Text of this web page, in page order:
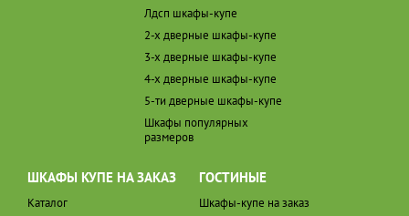
Лдсп шкафы-купе
2-х дверные шкафы-купе
3-х дверные шкафы-купе
4-х дверные шкафы-купе
5-ти дверные шкафы-купе
Шкафы популярных
размеров
ШКАФЫ КУПЕ НА ЗАКАЗ
Каталог
ГОСТИНЫЕ
Шкафы-купе на заказ